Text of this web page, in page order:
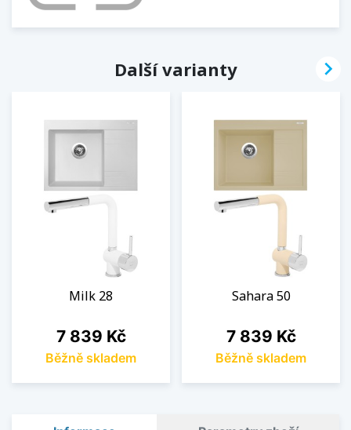
Další varianty
Milk 28
Cena
7 839 Kč
Běžně skladem
Sahara 50
Cena
7 839 Kč
Běžně skladem
